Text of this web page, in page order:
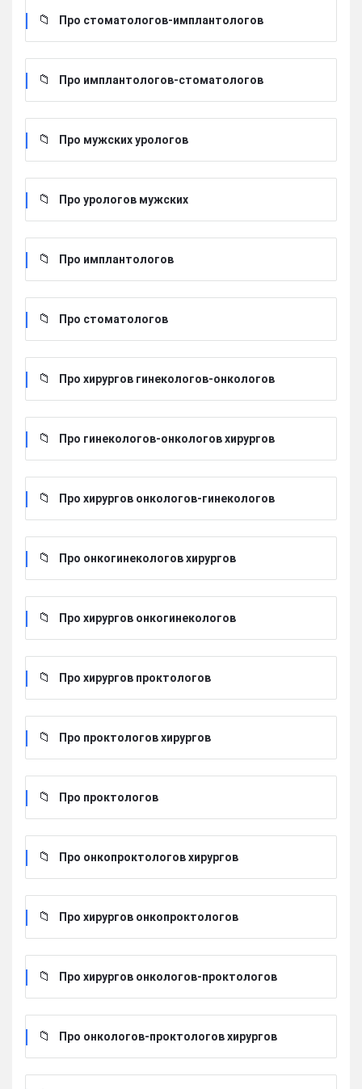
Про стоматологов-имплантологов
Про имплантологов-стоматологов
Про мужских урологов
Про урологов мужских
Про имплантологов
Про стоматологов
Про хирургов гинекологов-онкологов
Про гинекологов-онкологов хирургов
Про хирургов онкологов-гинекологов
Про онкогинекологов хирургов
Про хирургов онкогинекологов
Про хирургов проктологов
Про проктологов хирургов
Про проктологов
Про онкопроктологов хирургов
Про хирургов онкопроктологов
Про хирургов онкологов-проктологов
Про онкологов-проктологов хирургов